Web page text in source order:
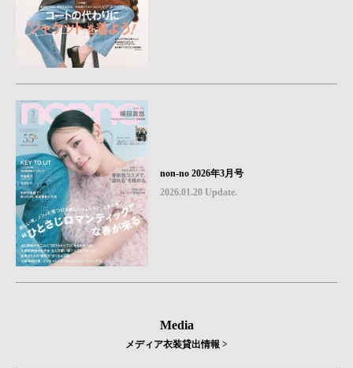
non-no 2026年3月号
2026.01.20 Update.
Media
メディア衣装貸出情報 >